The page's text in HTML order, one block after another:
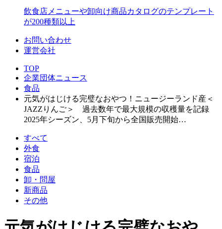
飲食店メニューや卸向け商品カタログのテンプレート
が200種類以上
お問い合わせ
運営会社
TOP
企業団体ニュース
食品
元気がはじける完璧なおやつ！ニュージーランド産＜
JAZZりんご＞ 過去数年で最大規模の収穫量を記録
2025年シーズン、5月下旬から全国販売開始…
すべて
外食
宿泊
食品
卸・問屋
新商品
その他